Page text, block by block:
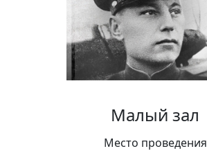
Вакансии
Малый зал
Место проведения